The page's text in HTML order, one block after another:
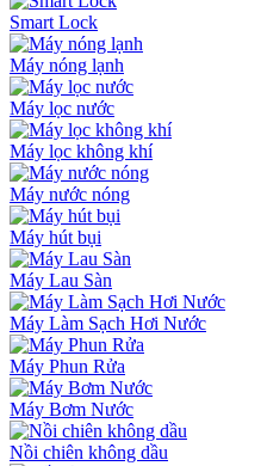
Smart Lock
Máy nóng lạnh
Máy lọc nước
Máy lọc không khí
Máy nước nóng
Máy hút bụi
Máy Lau Sàn
Máy Làm Sạch Hơi Nước
Máy Phun Rửa
Máy Bơm Nước
Nồi chiên không dầu